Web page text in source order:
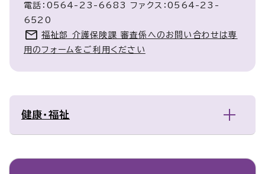
電話：0564-23-6683 ファクス：0564-23-
6520
福祉部 介護保険課 審査係へのお問い合わせは専
用のフォームをご利用ください
健康・福祉